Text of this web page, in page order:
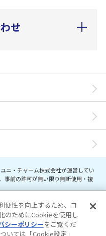
せ
Corporation
ニ・チャーム株式会社が運営してい
事前の許可が無い限り無断使用・複
便性を向上するため、コ
のためにCookieを使用し
シーポリシーをご覧くだ
いては「Cookie設定」